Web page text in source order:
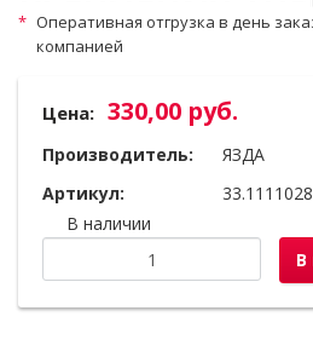
Оперативная отгрузка в день
компанией
Цена: 330,00 руб.
Производитель:
ЯЗДА
Артикул:
33.1111028
В наличии
В